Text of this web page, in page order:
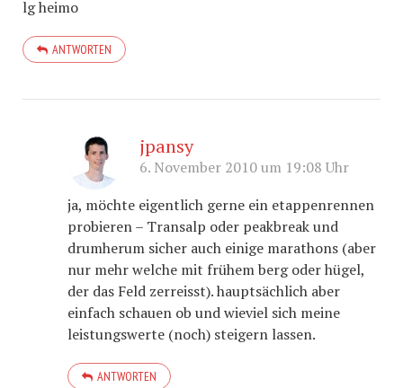
lg heimo
ANTWORTEN
jpansy
6. November 2010 um 19:08 Uhr
ja, möchte eigentlich gerne ein etappenrennen
probieren – Transalp oder peakbreak und
drumherum sicher auch einige marathons (aber
nur mehr welche mit frühem berg oder hügel,
der das Feld zerreisst). hauptsächlich aber
einfach schauen ob und wieviel sich meine
leistungswerte (noch) steigern lassen.
ANTWORTEN